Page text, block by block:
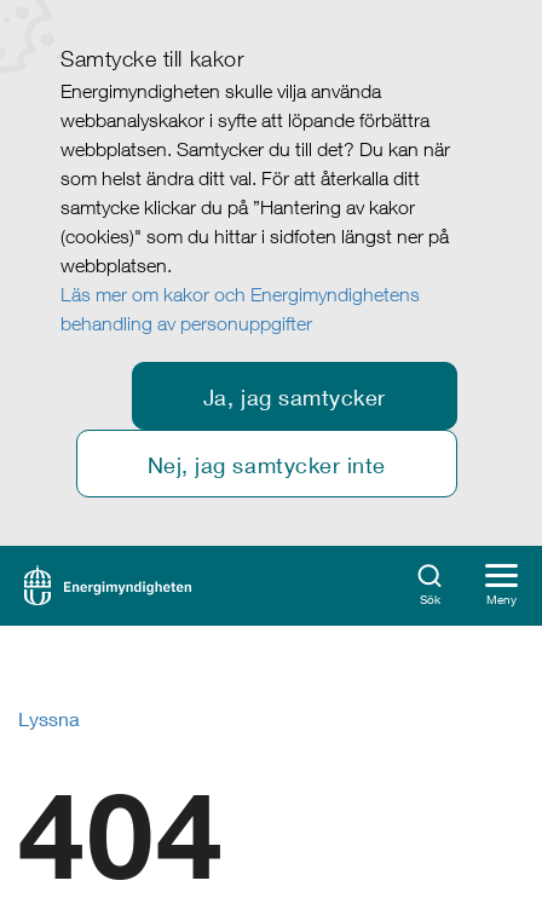
Samtycke till kakor
Energimyndigheten skulle vilja använda
webbanalyskakor i syfte att löpande förbättra
webbplatsen. Samtycker du till det? Du kan när
som helst ändra ditt val. För att återkalla ditt
samtycke klickar du på ”Hantering av kakor
(cookies)" som du hittar i sidfoten längst ner på
webbplatsen.
Läs mer om kakor och Energimyndighetens
behandling av personuppgifter
Ja, jag samtycker
Nej, jag samtycker inte
Sök Meny
Lyssna
404